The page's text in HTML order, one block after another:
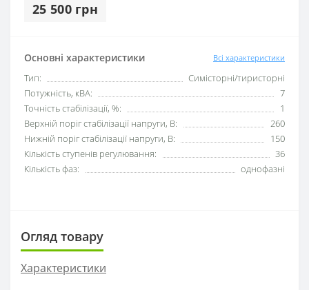
25 500 грн
Основні характеристики Всі характеристики
Тип:
Симісторні/тиристорні
Потужність, кВА:
7
Точність стабілізації, %:
1
Верхній поріг стабілізації напруги, В:
260
Нижній поріг стабілізації напруги, В:
150
Кількість ступенів регулювання:
36
Кількість фаз:
однофазні
Огляд товару
Характеристики